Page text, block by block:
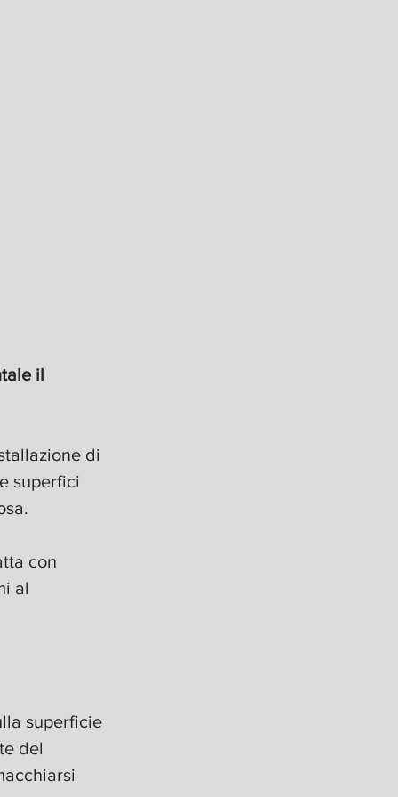
il
di
superfici
con
al
superficie
del